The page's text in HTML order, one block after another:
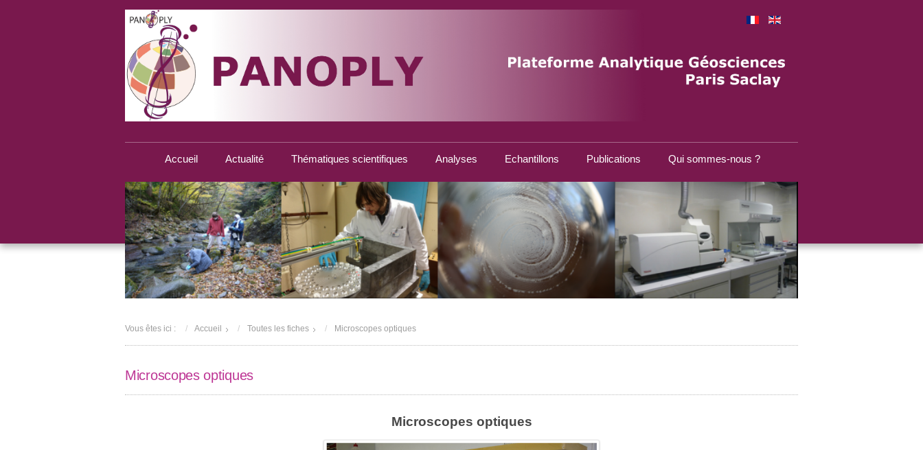
Accueil Actualité Thématiques scientifiques Analyses Echantillons Publications Qui sommes-nous ?
Vous êtes ici : Accueil Toutes les fiches Microscopes optiques
Microscopes optiques
Microscopes optiques